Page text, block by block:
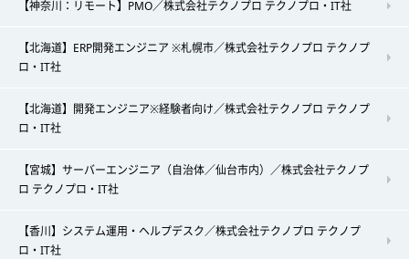
【神奈川：リモート】PMO／株式会社テクノプロ テクノプロ・IT社
【北海道】ERP開発エンジニア ※札幌市／株式会社テクノプロ テクノプ
ロ・IT社
【北海道】開発エンジニア※経験者向け／株式会社テクノプロ テクノプ
ロ・IT社
【宮城】サーバーエンジニア（自治体／仙台市内）／株式会社テクノプ
ロ テクノプロ・IT社
【香川】システム運用・ヘルプデスク／株式会社テクノプロ テクノプ
ロ・IT社